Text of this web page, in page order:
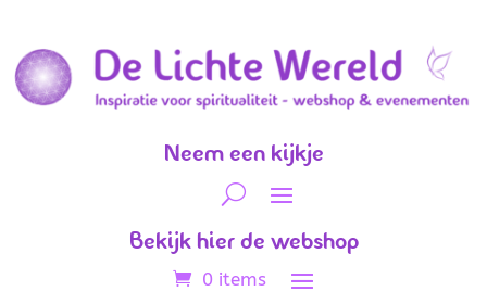
Neem een kijkje
Bekijk hier de webshop
0 items